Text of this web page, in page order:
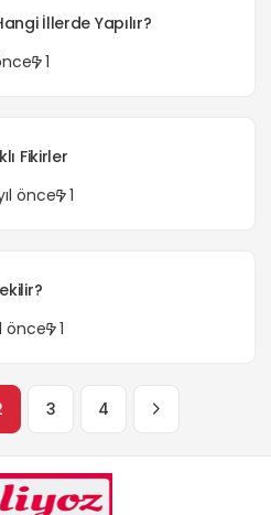
İllerde Yapılır?
1
Fikirler
önce 1
önce 1
3 4